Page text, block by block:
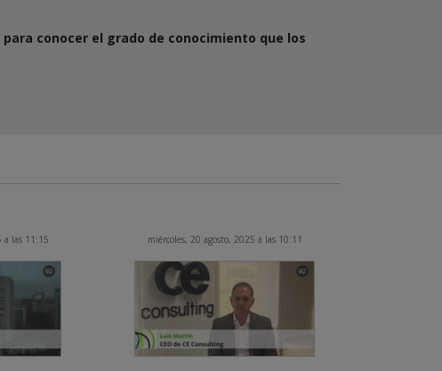
para conocer el grado de conocimiento que los
a las 11:15 miércoles, 20 agosto, 2025 a las 10:11